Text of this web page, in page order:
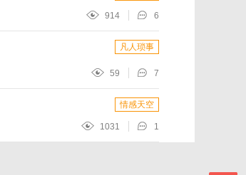
914 6
凡人琐事
59 7
情感天空
1031 1